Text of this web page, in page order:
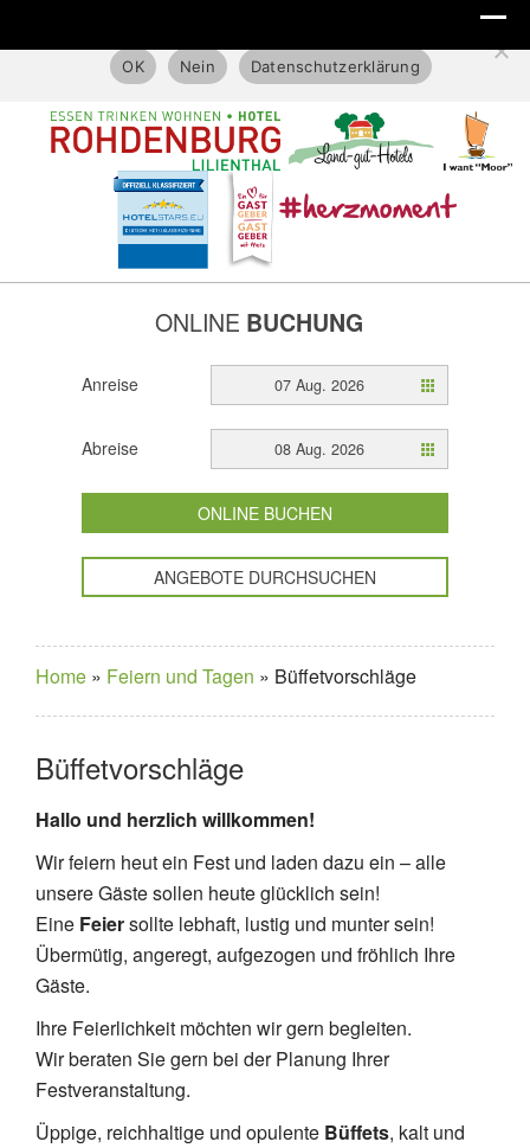
ONLINE BUCHUNG
Anreise 07 Aug. 2026
Abreise 08 Aug. 2026
ONLINE BUCHEN
ANGEBOTE DURCHSUCHEN
Home » Feiern und Tagen » Büffetvorschläge
Büffetvorschläge
Hallo und herzlich willkommen!
Wir feiern heut ein Fest und laden dazu ein – alle
unsere Gäste sollen heute glücklich sein!
Eine Feiersollte lebhaft, lustig und munter sein!
Übermütig, angeregt, aufgezogen und fröhlich Ihre
Gäste.
Ihre Feierlichkeit möchten wir gern begleiten.
Wir beraten Sie gern bei der Planung Ihrer
Festveranstaltung.
Üppige, reichhaltige und opulente Büffets, kalt und
OK
Nein Datenschutzerklärung